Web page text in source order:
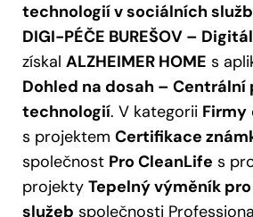
technologií v sociálních
DIGI-PÉČE BUREŠOV –
získal ALZHEIMER HOME s
Dohled na dosah –
technologií. V kategorii Firmy
s projektem Certifikace
společnost Pro CleanLife s
projekty Tepelný výměník
služeb společnosti